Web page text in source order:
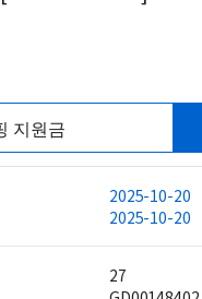
지원금
2025-10-20
2025-10-20
27